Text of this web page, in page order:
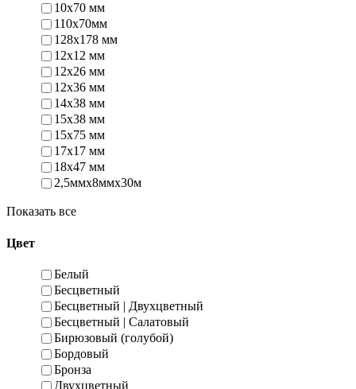
10x70 мм
110х70мм
128х178 мм
12x12 мм
12x26 мм
12x36 мм
14x38 мм
15x38 мм
15x75 мм
17x17 мм
18x47 мм
2,5ммх8ммх30м
Показать все
Цвет
Белый
Бесцветный
Бесцветный | Двухцветный
Бесцветный | Салатовый
Бирюзовый (голубой)
Бордовый
Бронза
Двухцветный